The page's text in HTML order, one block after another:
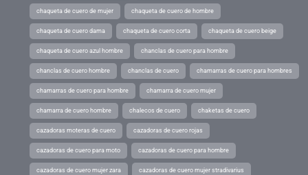
chaqueta de cuero de mujer chaqueta de cuero de hombre
chaqueta de cuero dama chaqueta de cuero corta chaqueta de cuero beige
chaqueta de cuero azul hombre chanclas de cuero para hombre
chanclas de cuero hombre chanclas de cuero chamarras de cuero para hombres
chamarras de cuero para hombre chamarra de cuero mujer
chamarra de cuero hombre chalecos de cuero chaketas de cuero
cazadoras moteras de cuero cazadoras de cuero rojas
cazadoras de cuero para moto cazadoras de cuero para hombre
cazadoras de cuero mujer zara cazadoras de cuero mujer stradivarius